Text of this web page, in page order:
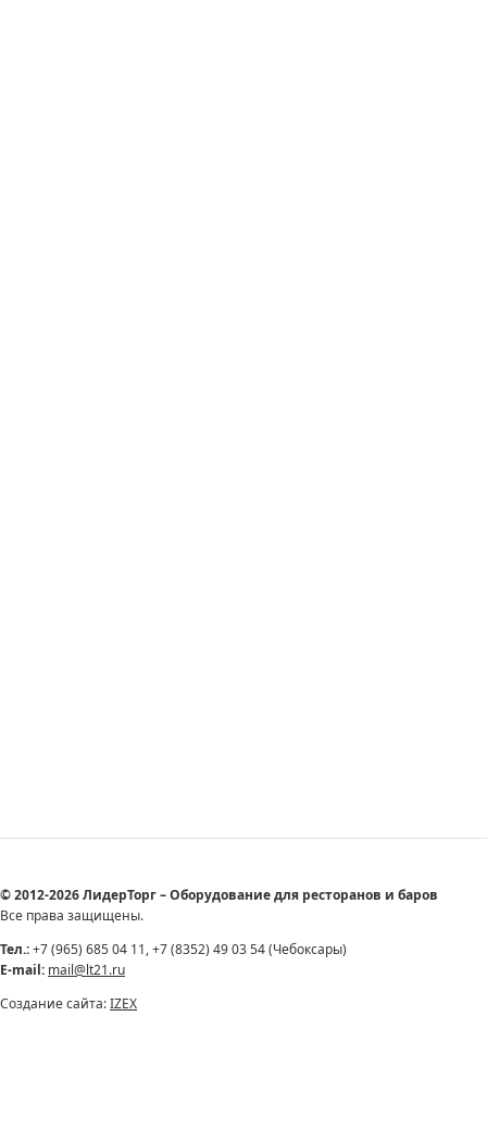
© 2012-2026 ЛидерТорг – Оборудование для ресторанов и баров
Все права защищены.
Тел.:+7 (965) 685 04 11, +7 (8352) 49 03 54 (Чебоксары)
E-mail: mail@lt21.ru
Создание сайта:IZEX